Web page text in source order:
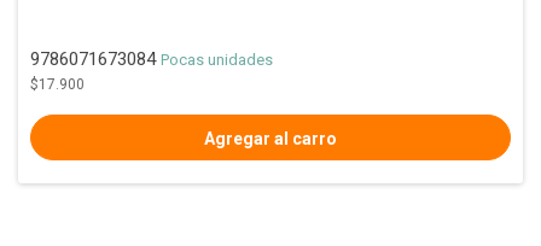
9786071673084 Pocas unidades
$17.900